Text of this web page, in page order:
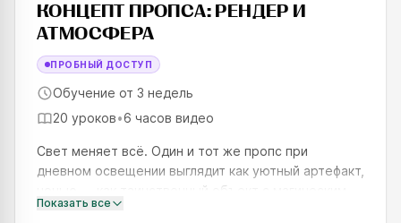
КОНЦЕПТ ПРОПСА: РЕНДЕР И
АТМОСФЕРА
ПРОБНЫЙ ДОСТУП
Обучение от 3 недель
20 уроков•6 часов видео
Свет меняет всё. Один и тот же пропс при
дневном освещении выглядит как уютный артефакт,
ночью — как таинственный объект с магическим
свечением, а на закате — как часть эпической
Показать все